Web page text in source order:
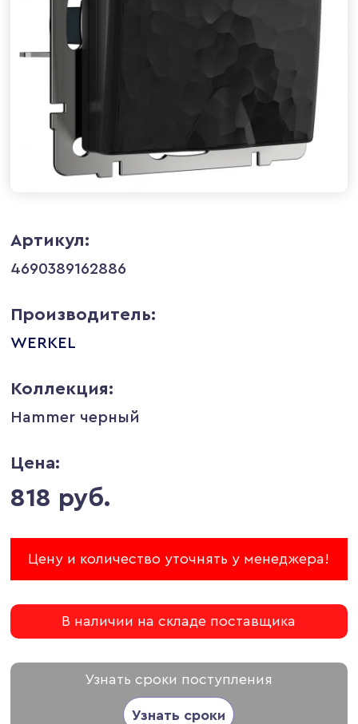
Артикул:
4690389162886
Производитель:
WERKEL
Коллекция:
Hammer черный
Цена:
818 руб.
Цену и количество уточнять у менеджера!
В наличии на складе поставщика
Узнать сроки поступления
Узнать сроки